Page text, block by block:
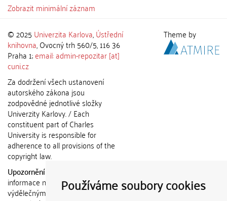
Používáme soubory cookies
Zobrazit minimální záznam
© 2025 Univerzita Karlova,Ústřední
knihovna, Ovocný trh 560/5, 116 36
Praha 1;email: admin-repozitar [at]
cuni.cz
Za dodržení všech ustanovení
autorského zákona jsou
zodpovědné jednotlivé složky
Univerzity Karlovy. / Each
constituent part of Charles
University is responsible for
adherence to all provisions of the
copyright law.
Upozornění / Notice:
informace nemohou být použity k
výdělečným účelům nebo vydávány
Theme by